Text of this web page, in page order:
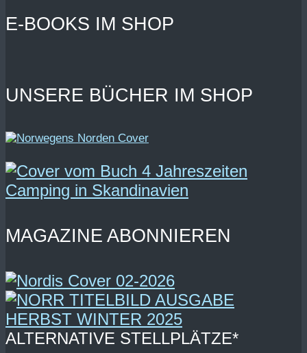
E-BOOKS IM SHOP
UNSERE BÜCHER IM SHOP
MAGAZINE ABONNIEREN
ALTERNATIVE STELLPLÄTZE*